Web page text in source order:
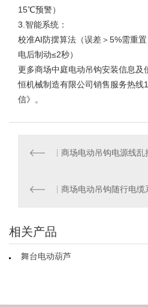
15℃预警）
3.智能系统：
校准AI防摆算法（误差＞5%需重
电后制动≤2秒）
更多商场中庭电动吊钩安装信息及
恒机械制造有限公司销售服务热线
信》。
商场电动吊钩电源线乱
商场电动吊钩随行电缆
相关产品
舞台电动葫芦